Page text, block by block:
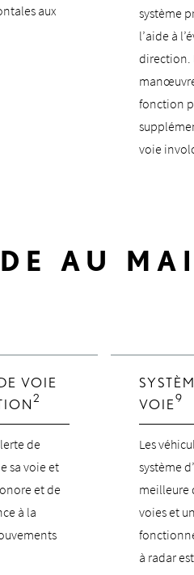
aux
système
l’aide à
direction.
fonction
voie
AU
VOIE
2
de
sa voie et
et de
à la
VOIE9
Les
système
meilleure
voies et
à radar